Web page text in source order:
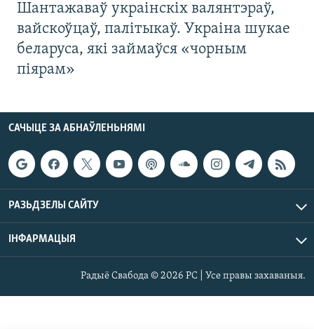
Шантажаваў украінскіх валянтэраў,
вайскоўцаў, палітыкаў. Украіна шукае
беларуса, які займаўся «чорным
піярам»
САЧЫЦЕ ЗА АБНАЎЛЕНЬНЯМІ
РАЗЬДЗЕЛЫ САЙТУ
ІНФАРМАЦЫЯ
Радыё Свабода © 2026 РС | Усе правы захаваныя.